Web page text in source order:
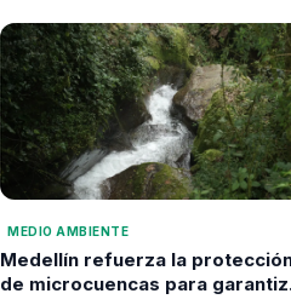
MEDIO AMBIENTE
Medellín refuerza la
de microcuencas para